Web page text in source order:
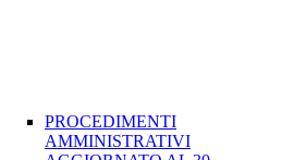
PROCEDIMENTI
AMMINISTRATIVI